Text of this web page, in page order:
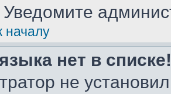
Уведомите
началу
нет в списке!
не